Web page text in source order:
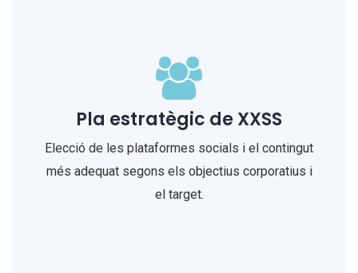
Pla estratègic de XXSS
Elecció de les plataformes socials i el contingut
més adequat segons els objectius corporatius i
el target.